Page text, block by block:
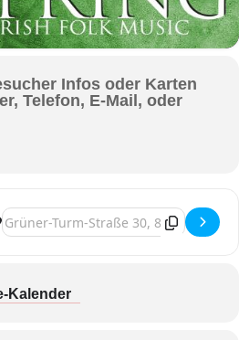
Infos oder Karten
Telefon, E-Mail, oder
- Ravensburg, Irish Spring
Destination Address - Ravensburg,
Kalender